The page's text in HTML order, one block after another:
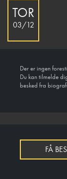
TOR
03/12
Der er ingen
Du kan tilmelde
besked fra
FÅ